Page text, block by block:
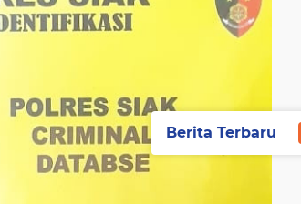
Berita Terbaru